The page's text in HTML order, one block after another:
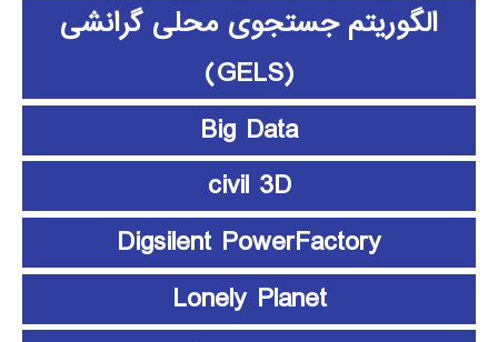
الگوریتم جستجوی محلی گرانشی
(GELS)
Big Data
civil 3D
Digsilent PowerFactory
Lonely Planet